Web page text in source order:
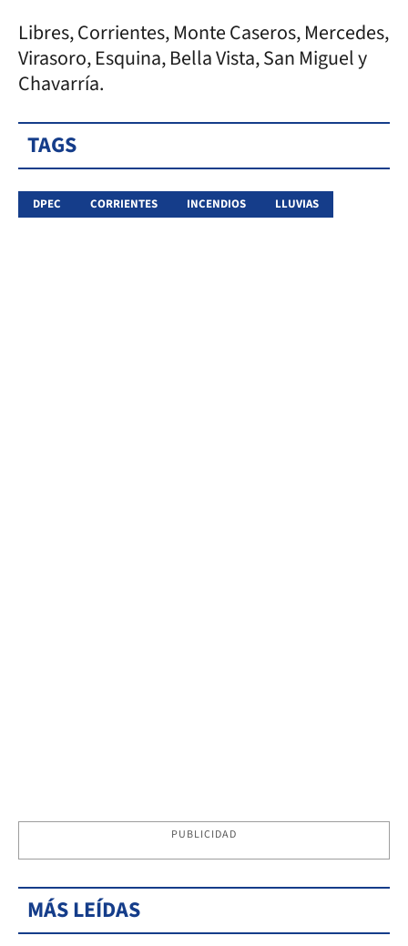
Libres, Corrientes, Monte Caseros, Mercedes,
Virasoro, Esquina, Bella Vista, San Miguel y
Chavarría.
TAGS
DPEC CORRIENTES INCENDIOS LLUVIAS
PUBLICIDAD
MÁS LEÍDAS